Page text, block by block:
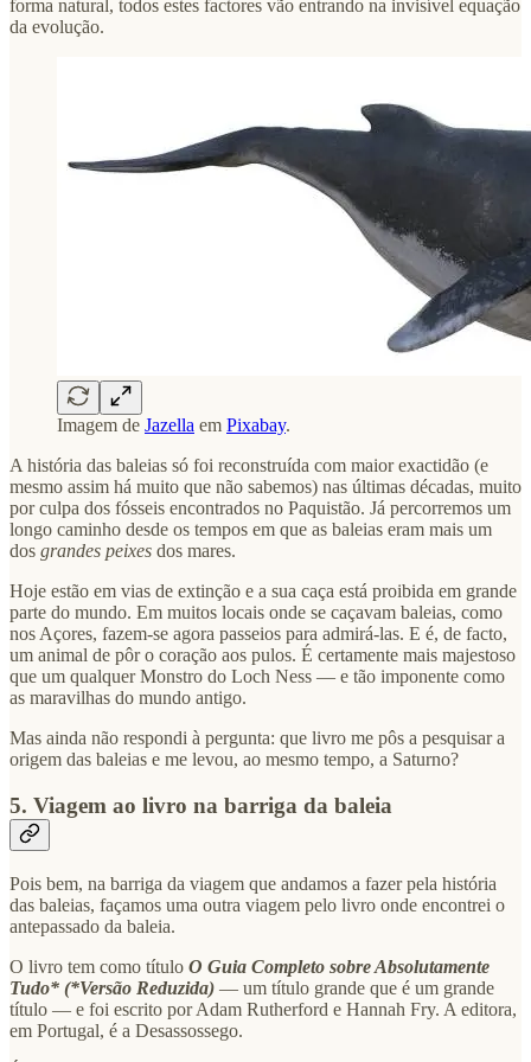
forma natural, todos estes factores vão entrando na invisível equação
da evolução.
Imagem de Jazella em Pixabay.
A história das baleias só foi reconstruída com maior exactidão (e
mesmo assim há muito que não sabemos) nas últimas décadas, muito
por culpa dos fósseis encontrados no Paquistão. Já percorremos um
longo caminho desde os tempos em que as baleias eram mais um
dos grandes peixes dos mares.
Hoje estão em vias de extinção e a sua caça está proibida em grande
parte do mundo. Em muitos locais onde se caçavam baleias, como
nos Açores, fazem-se agora passeios para admirá-las. E é, de facto,
um animal de pôr o coração aos pulos. É certamente mais majestoso
que um qualquer Monstro do Loch Ness — e tão imponente como
as maravilhas do mundo antigo.
Mas ainda não respondi à pergunta: que livro me pôs a pesquisar a
origem das baleias e me levou, ao mesmo tempo, a Saturno?
5. Viagem ao livro na barriga da baleia
Pois bem, na barriga da viagem que andamos a fazer pela história
das baleias, façamos uma outra viagem pelo livro onde encontrei o
antepassado da baleia.
O livro tem como título O Guia Completo sobre Absolutamente
Tudo* (*Versão Reduzida) — um título grande que é um grande
título — e foi escrito por Adam Rutherford e Hannah Fry. A editora,
em Portugal, é a Desassossego.